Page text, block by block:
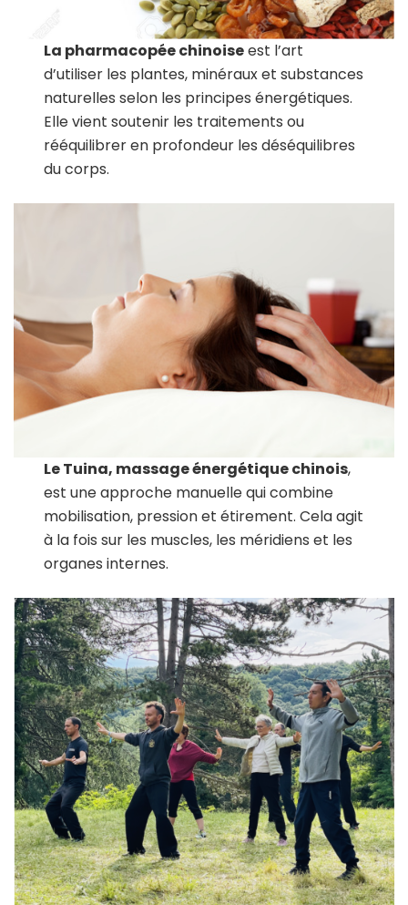
La pharmacopée chinoiseest l’art
d’utiliser les plantes, minéraux et substances
naturelles selon les principes énergétiques.
Elle vient soutenir les traitements ou
rééquilibrer en profondeur les déséquilibres
du corps.
Le Tuina, massage énergétique chinois,
est une approche manuelle qui combine
mobilisation, pression et étirement. Cela agit
à la fois sur les muscles, les méridiens et les
organes internes.